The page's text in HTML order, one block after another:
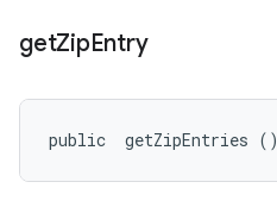
getZipEntry
public getZipEntries ()